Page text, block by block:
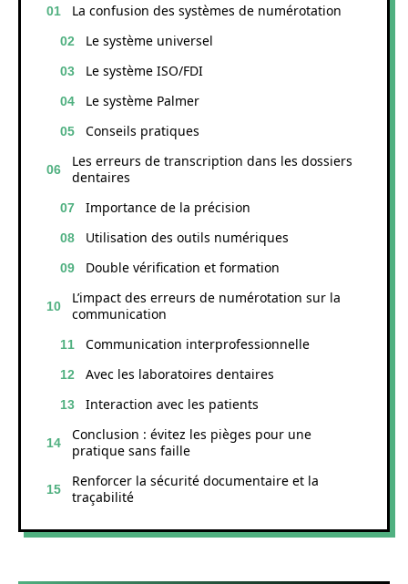
La confusion des systèmes de numérotation
Le système universel
Le système ISO/FDI
Le système Palmer
Conseils pratiques
Les erreurs de transcription dans les dossiers
dentaires
Importance de la précision
Utilisation des outils numériques
Double vérification et formation
L’impact des erreurs de numérotation sur la
communication
Communication interprofessionnelle
Avec les laboratoires dentaires
Interaction avec les patients
Conclusion : évitez les pièges pour une
pratique sans faille
Renforcer la sécurité documentaire et la
traçabilité